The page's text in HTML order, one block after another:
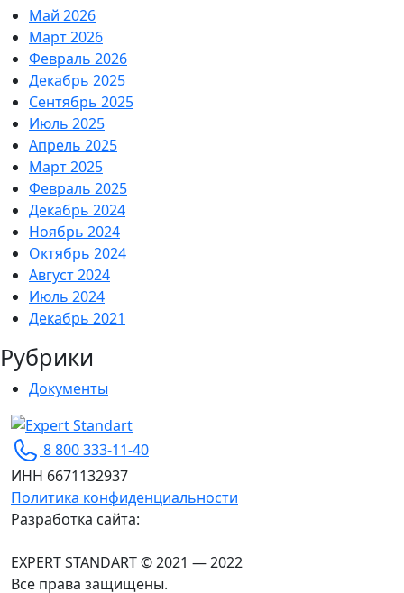
Май 2026
Март 2026
Февраль 2026
Декабрь 2025
Сентябрь 2025
Июль 2025
Апрель 2025
Март 2025
Февраль 2025
Декабрь 2024
Ноябрь 2024
Октябрь 2024
Август 2024
Июль 2024
Декабрь 2021
Рубрики
Документы
Expert Standart
Сертификация ISO для вашего бизнеса
8 800 333-11-40
ИНН 6671132937
Политика конфиденциальности
Разработка сайта:
EXPERT STANDART © 2021 — 2022
Все права защищены.